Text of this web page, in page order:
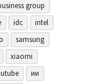
group
idc
intel
samsung
xiaomi
ии